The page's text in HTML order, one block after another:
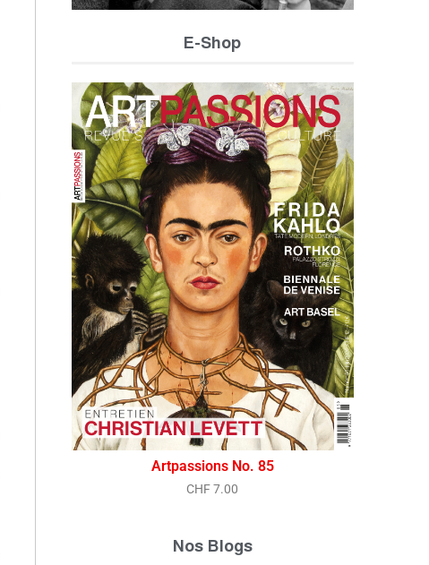
E-Shop
Vue rapide
Artpassions No. 85
CHF7.00
Nos Blogs